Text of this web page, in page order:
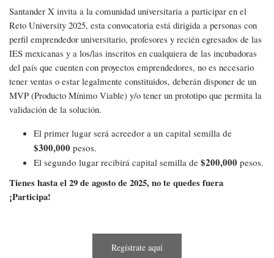
Santander X invita a la comunidad universitaria a participar en el
Reto University 2025, esta convocatoria está dirigida a personas con
perfil emprendedor universitario, profesores y recién egresados de las
IES mexicanas y a los/las inscritos en cualquiera de las incubadoras
del país que cuenten con proyectos emprendedores, no es necesario
tener ventas o estar legalmente constituidos, deberán disponer de un
MVP (Producto Mínimo Viable) y/o tener un prototipo que permita la
validación de la solución.
El primer lugar será acreedor a un capital semilla de
$300,000 pesos.
El segundo lugar recibirá capital semilla de $200,000 pesos.
Tienes hasta el 29 de agosto de 2025, no te quedes fuera
¡Participa!
Regístrate aquí